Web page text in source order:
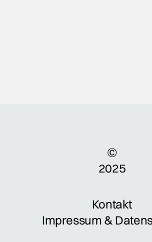
©
2025
Kontakt
Impressum &